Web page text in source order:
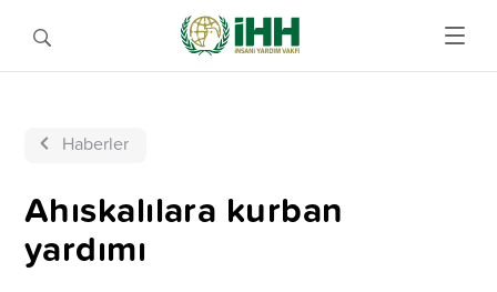
Haberler
Ahıskalılara kurban
yardımı